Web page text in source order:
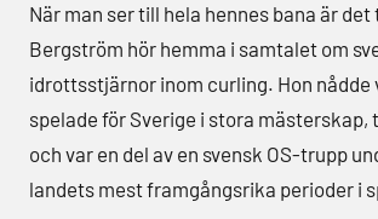
När man ser till hela hennes bana är
Bergström hör hemma i samtalet om
idrottsstjärnor inom curling. Hon nådde
spelade för Sverige i stora mästerskap,
och var en del av en svensk OS-trupp
landets mest framgångsrika perioder i